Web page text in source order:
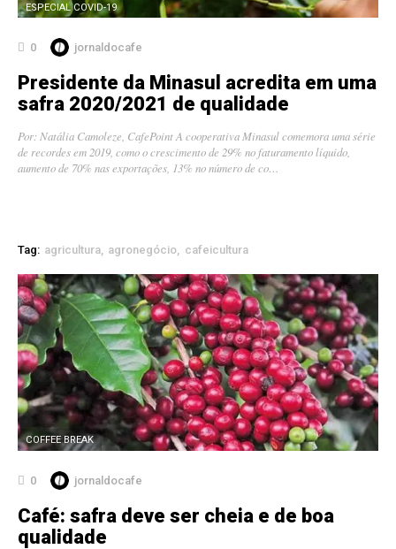
ESPECIAL COVID-19
0 jornaldocafe
Presidente da Minasul acredita em uma
safra 2020/2021 de qualidade
Por: Natália Camoleze, CafePoint A cooperativa Minasul comemora uma série
de recordes em 2019, como o crescimento de 29% no faturamento líquido,
aumento de 70% nas exportações, 13% no número de co…
Tag: agricultura agronegócio cafeicultura
COFFEE BREAK
0 jornaldocafe
Café: safra deve ser cheia e de boa
qualidade